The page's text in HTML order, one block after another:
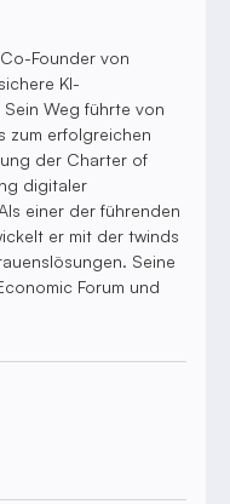
Founder von
KI-
Weg führte von
zum erfolgreichen
der Charter of
digitaler
einer der führenden
er mit der twinds
Seine
Forum und